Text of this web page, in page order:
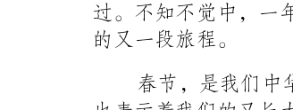
也表示着我们的又长大了一岁。